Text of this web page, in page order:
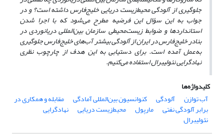
جلوگیری از آلودگی محیط‌زیست دریایی خلیج‌فارس داشته است؟ و در
جواب به این سؤال این فرضیه مطرح می‌شود کهبا اجرا شدن
استانداردها و ضوابط زیست‌محیطی سازمان بین‌المللی دریانوردیدر
بنادر خلیج‌فارس در ایراناز آلودگی بیشتر آب‌های خلیج‌فارس جلوگیری
به‌عمل‌ آمده است. برای دستیابی به این هدف از چارچوب نظری
نهادگرایی نئولیبرال استفاده می‌کنیم.
کلیدواژه‌ها
آب توازن
آلودگی کنوانسیون بین‌المللی آمادگی مقابله و همکاری در
برابر آلودگی نفتی مارپول محیط‌زیست دریایی نهادگرایی
نئولیبرال